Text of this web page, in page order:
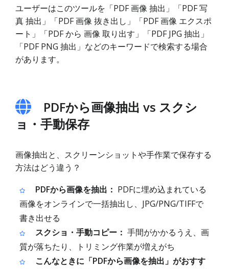
ユーザーはこのツールを「PDF 画像 抽出」「PDF 写
真 抽出」「PDF 画像 抜き出し」「PDF 画像 エクスポ
ート」「PDF から 画像 取り出す」「PDF JPG 抽出」
「PDF PNG 抽出」などのキーワードで検索する場合
があります。
PDFから画像抽出 vs スクシ
ョ・手動保存
画像抽出と、スクリーンショットや手作業で保存する
方法はどう違う？
PDFから画像を抽出： PDFに埋め込まれている
画像をオンラインで一括抽出し、JPG/PNG/TIFFで
書き出せる
スクショ・手動コピー： 手間がかかるうえ、画
質が落ちたり、トリミング作業が増えがち
こんなときに「PDFから画像を抽出」がおすす